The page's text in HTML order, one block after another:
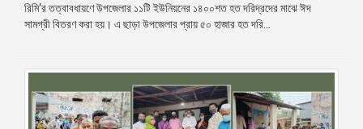
রিমি‘র তত্বাবধায়ণে উপজেলার ১১টি ইউনিয়নের ১৪০০শত হত দরিদ্রদের মাঝে ঈদ
সামগ্রী বিতরণ করা হয়। এ ছাড়া উপজেলার প্রায় ৫০ হাজার হত দরি...